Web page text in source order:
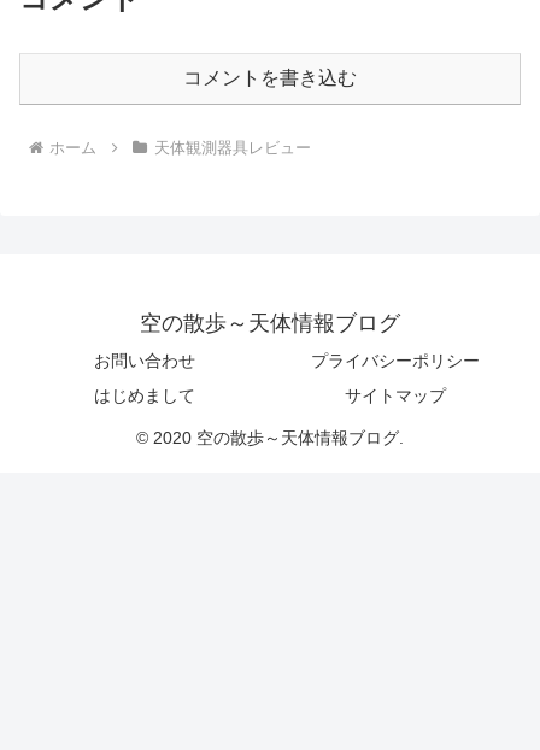
コメントを書き込む
ホーム 天体観測器具レビュー
空の散歩～天体情報ブログ
お問い合わせ
プライバシーポリシー
はじめまして
サイトマップ
© 2020 空の散歩～天体情報ブログ.